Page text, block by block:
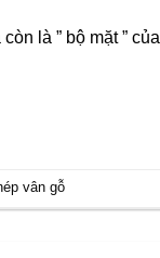
là ” bộ mặt ”
vân gỗ